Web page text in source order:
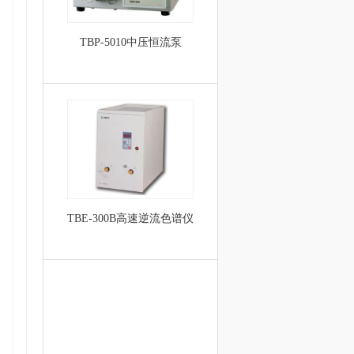
TBP-5010中压恒流泵
TBE-300B高速逆流色谱仪